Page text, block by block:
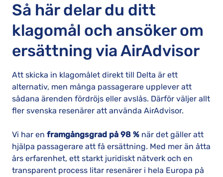
Så här delar du ditt
klagomål och ansöker om
ersättning via AirAdvisor
Att skicka in klagomålet direkt till Delta är ett
alternativ, men många passagerare upplever att
sådana ärenden fördröjs eller avslås. Därför väljer allt
fler svenska resenärer att använda AirAdvisor.
Vi har en framgångsgrad på 98 % när det gäller att
hjälpa passagerare att få ersättning. Med mer än åtta
års erfarenhet, ett starkt juridiskt nätverk och en
transparent process litar resenärer i hela Europa på